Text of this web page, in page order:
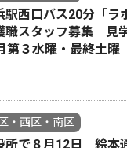
駅西口バス20分「
職スタッフ募集 見
第３水曜・最終土曜
・西区・南区
所で８月12日 絵本